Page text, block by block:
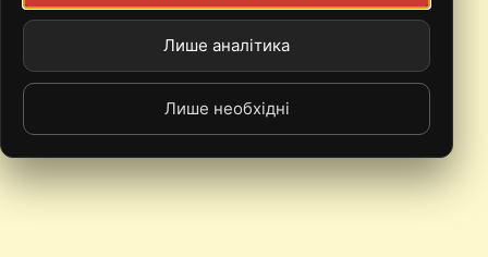
Лише аналітика
Лише необхідні